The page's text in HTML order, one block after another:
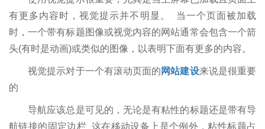
有更多内容时，视觉提示并不明显。 当一个页面被加载
时，一个带有标题图像或视觉内容的网站通常会包含一个箭
头(有时是动画)或类似的图像，以表明下面有更多的内容。
视觉提示对于一个有滚动页面的 网站建设来说是很重要
的
导航应该总是可见的，无论是有粘性的标题还是带有导
航链接的固定边栏 这在移动设备上是个例外，粘性标题占